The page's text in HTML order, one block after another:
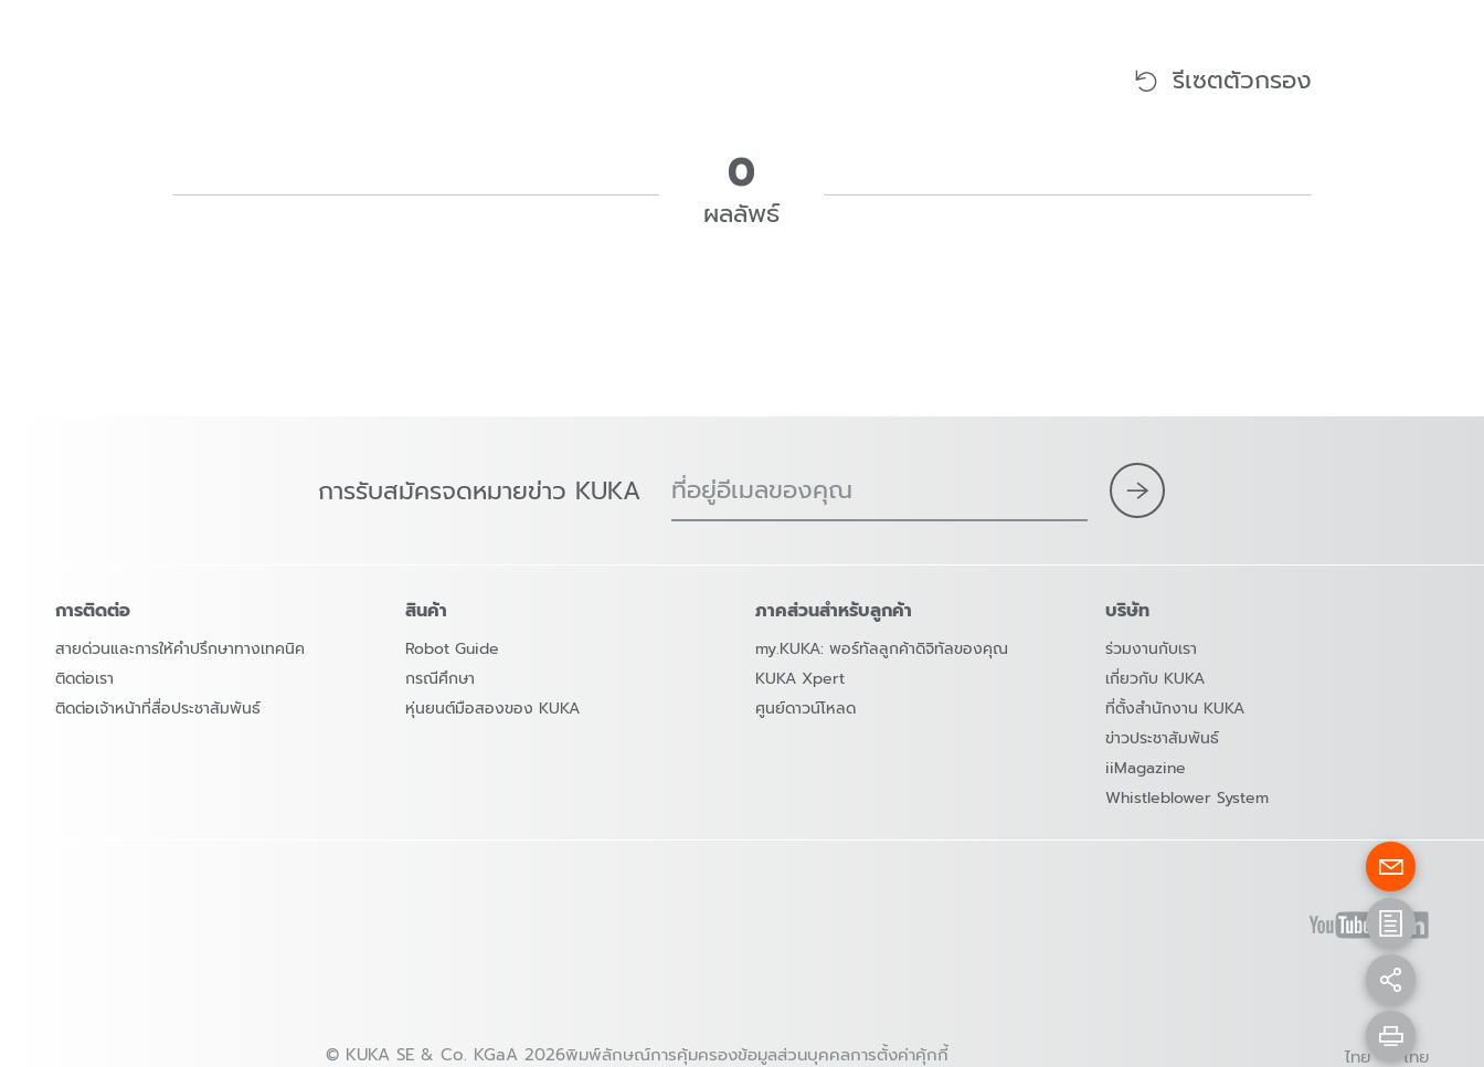
รีเซตตัวกรอง
0
ผลลัพธ์
การรับสมัครจดหมายข่าว KUKA ที่อยู่อีเมลของคุณ
การติดต่อ
สายด่วนและการให้คำปรึกษาทางเทคนิค
ติดต่อเรา
ติดต่อเจ้าหน้าที่สื่อประชาสัมพันธ์
สินค้า
Robot Guide
กรณีศึกษา
หุ่นยนต์มือสองของ KUKA
ภาคส่วนสำหรับลูกค้า
my.KUKA: พอร์ทัลลูกค้าดิจิทัลของคุณ
KUKA Xpert
ศูนย์ดาวน์โหลด
บริษัท
ร่วมงานกับเรา
เกี่ยวกับ KUKA
ที่ตั้งสำนักงาน KUKA
ข่าวประชาสัมพันธ์
iiMagazine
Whistleblower System
© KUKA SE & Co. KGaA 2026พิมพ์ลักษณ์การคุ้มครองข้อมูลส่วนบุคคลการตั้งค่าคุ้กกี้ ไทย - ไทย